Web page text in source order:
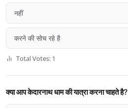
नहीं
करने की सोच रहे है
Total Votes: 1
क्या आप केदारनाथ धाम की यात्रा करना चाहते है?